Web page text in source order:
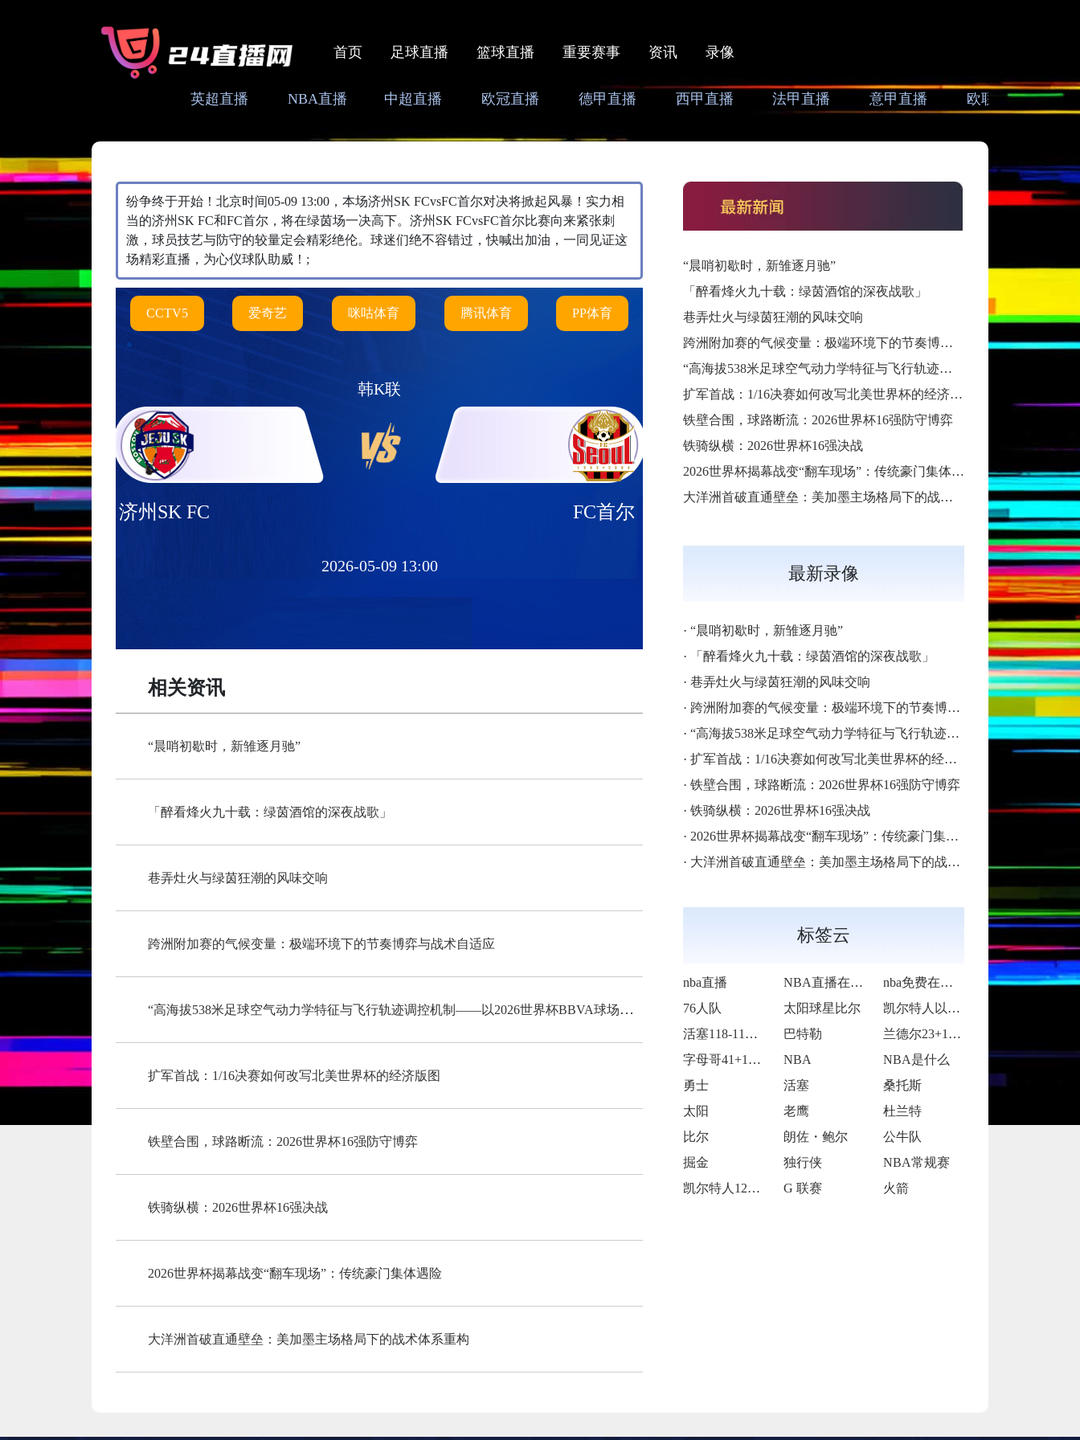
首页 足球直播 篮球直播 重要赛事 资讯 录像
英超直播 NBA直播 中超直播 欧冠直播 德甲直播 西甲直播 法甲直播 意甲直播 欧联直播
纷争终于开始！北京时间05-09 13:00，本场济州SK FCvsFC首尔对决将掀起风暴！实力相
当的济州SK FC和FC首尔，将在绿茵场一决高下。济州SK FCvsFC首尔比赛向来紧张刺
激，球员技艺与防守的较量定会精彩绝伦。球迷们绝不容错过，快喊出加油，一同见证这
场精彩直播，为心仪球队助威！;
CCTV5 爱奇艺 咪咕体育 腾讯体育 PP体育
韩K联
济州SK FC FC首尔
2026-05-09 13:00
相关资讯
“晨哨初歇时，新雏逐月驰”
「醉看烽火九十载：绿茵酒馆的深夜战歌」
巷弄灶火与绿茵狂潮的风味交响
跨洲附加赛的气候变量：极端环境下的节奏博弈与战术自适应
“高海拔538米足球空气动力学特征与飞行轨迹调控机制——以2026世界杯BBVA球场为实证场景”
扩军首战：1/16决赛如何改写北美世界杯的经济版图
铁壁合围，球路断流：2026世界杯16强防守博弈
铁骑纵横：2026世界杯16强决战
2026世界杯揭幕战变“翻车现场”：传统豪门集体遇险
大洋洲首破直通壁垒：美加墨主场格局下的战术体系重构
“晨哨初歇时，新雏逐月驰”
「醉看烽火九十载：绿茵酒馆的深夜战歌」
巷弄灶火与绿茵狂潮的风味交响
跨洲附加赛的气候变量：极端环境下的节奏博弈与战术自适应
“高海拔538米足球空气动力学特征与飞行轨迹调控机制——以2026世界杯BBVA球场为实证场景”
扩军首战：1/16决赛如何改写北美世界杯的经济版图
铁壁合围，球路断流：2026世界杯16强防守博弈
铁骑纵横：2026世界杯16强决战
2026世界杯揭幕战变“翻车现场”：传统豪门集体遇险
大洋洲首破直通壁垒：美加墨主场格局下的战术体系重构
最新录像
· “晨哨初歇时，新雏逐月驰”
·
「醉看烽火九十载：绿茵酒馆的深夜战歌」
· 巷弄灶火与绿茵狂潮的风味交响
· 跨洲附加赛的气候变量：极端环境下的节奏博弈与战术自适应
· “高海拔538米足球空气动力学特征与飞行轨迹调控机制——以2026世界杯BBVA球场为实证场景”
· 扩军首战：1/16决赛如何改写北美世界杯的经济版图
· 铁壁合围，球路断流：2026世界杯16强防守博弈
· 铁骑纵横：2026世界杯16强决战
· 2026世界杯揭幕战变“翻车现场”：传统豪门集体遇险
· 大洋洲首破直通壁垒：美加墨主场格局下的战术体系重构
标签云
nba直播 NBA直播在线观看
nba免费在线高清直播
76人队
太阳球星比尔
凯尔特人以92-105不敌雷霆
活塞118-115逆转险胜开拓者
巴特勒
兰德尔23+10爱德华兹19中5 森林狼
字母哥41+14班凯罗复出34+7 雄鹿
NBA
NBA是什么
勇士
活塞
桑托斯
太阳
老鹰
杜兰特
比尔
朗佐・鲍尔
公牛队
掘金
独行侠
NBA常规赛
凯尔特人120-119险胜鹈鹕
G 联赛 火箭